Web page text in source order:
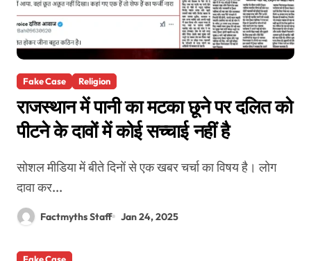
Fake Case Religion
राजस्थान में पानी का मटका छूने पर दलित को
पीटने के दावों में कोई सच्चाई नहीं है
सोशल मीडिया में बीते दिनों से एक खबर चर्चा का विषय है। लोग
दावा कर...
Factmyths Staff Jan 24, 2025